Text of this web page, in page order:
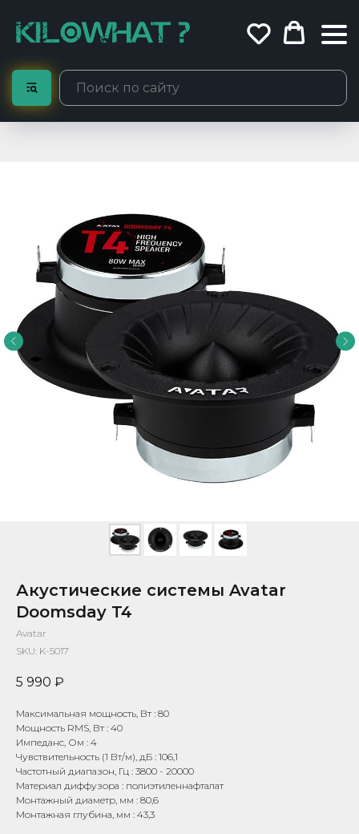
Акустические системы Avatar
Doomsday T4
Avatar
SKU: K-5017
5 990 ₽
Максимальная мощность, Вт : 80
Мощность RMS, Вт : 40
Импеданс, Ом : 4
Чувствительность (1 Вт/м), дБ : 106,1
Частотный диапазон, Гц : 3800 - 20000
Материал диффузора : полиэтиленнафталат
Монтажный диаметр, мм : 80,6
Монтажная глубина, мм : 43,3